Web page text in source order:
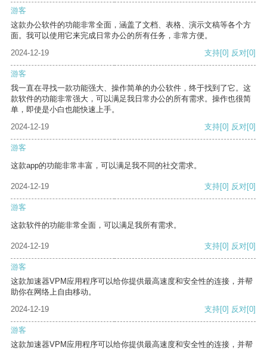
游客
这款办公软件的功能非常全面，涵盖了文档、表格、演示文稿等各个方
面。我可以使用它来完成日常办公的所有任务，非常方便。
2024-12-19
支持[0] 反对[0]
游客
我一直在寻找一款功能强大、操作简单的办公软件，终于找到了它。这
款软件的功能非常强大，可以满足我日常办公的所有需求。操作也很简
单，即使是小白也能快速上手。
2024-12-19
支持[0] 反对[0]
游客
这款app的功能非常丰富，可以满足我不同的社交需求。
2024-12-19 支持[0] 反对[0]
游客
这款软件的功能非常全面，可以满足我所有需求。
2024-12-19 支持[0] 反对[0]
游客
这款加速器VPM应用程序可以给你提供最高速度和安全性的连接，并帮
助你在网络上自由移动。
2024-12-19
支持[0] 反对[0]
游客
这款加速器VPM应用程序可以给你提供最高速度和安全性的连接，并帮